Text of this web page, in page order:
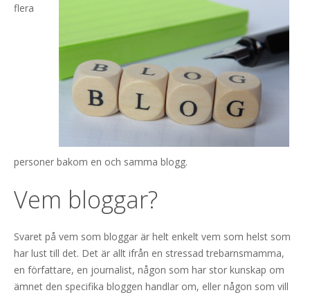
flera
personer bakom en och samma blogg.
Vem bloggar?
Svaret på vem som bloggar är helt enkelt vem som helst som
har lust till det. Det är allt ifrån en stressad trebarnsmamma,
en författare, en journalist, någon som har stor kunskap om
ämnet den specifika bloggen handlar om, eller någon som vill